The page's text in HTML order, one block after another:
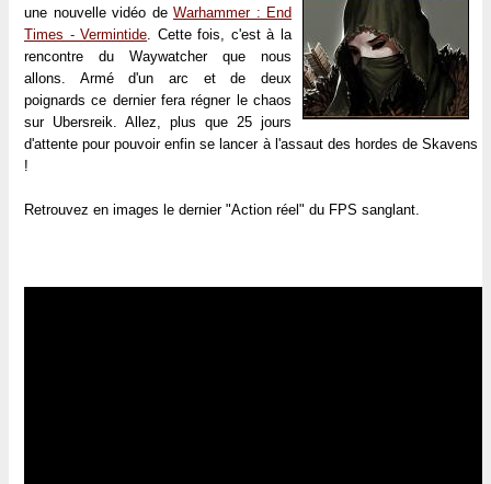
une nouvelle vidéo de Warhammer : End
Times - Vermintide. Cette fois, c'est à la
rencontre du Waywatcher que nous
allons. Armé d'un arc et de deux
poignards ce dernier fera régner le chaos
sur Ubersreik. Allez, plus que 25 jours
d'attente pour pouvoir enfin se lancer à l'assaut des hordes de Skavens
!
Retrouvez en images le dernier "Action réel" du FPS sanglant.